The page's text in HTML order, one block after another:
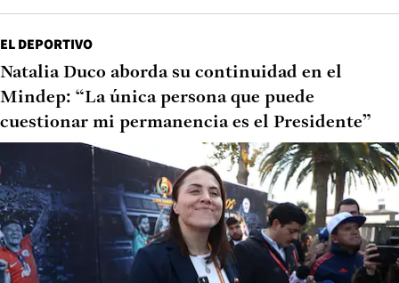
EL DEPORTIVO
Natalia Duco aborda su continuidad en el
Mindep: “La única persona que puede
cuestionar mi permanencia es el Presidente”